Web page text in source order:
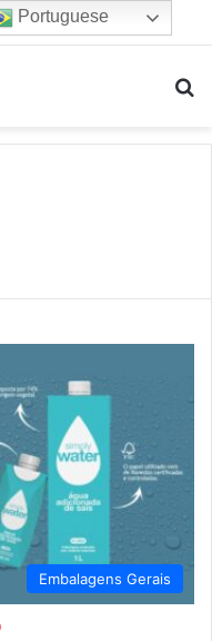
Embalagens Gerais
Portuguese